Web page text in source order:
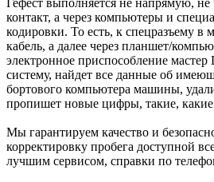
Гефест выполняется не напрямую, не
контакт, а через компьютеры и
кодировки. То есть, к спецразъему в
кабель, а далее через планшет/
электронное приспособление мастер
систему, найдет все данные об
бортового компьютера машины,
пропишет новые цифры, такие, какие
Мы гарантируем качество и
корректировку пробега доступной
лучшим сервисом, справки по